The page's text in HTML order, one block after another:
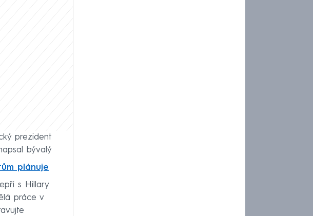
prezident
bývalý
plánuje
s Hillary
práce v